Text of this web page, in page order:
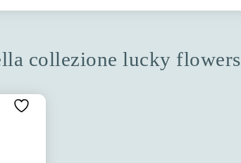
collezione lucky flowers